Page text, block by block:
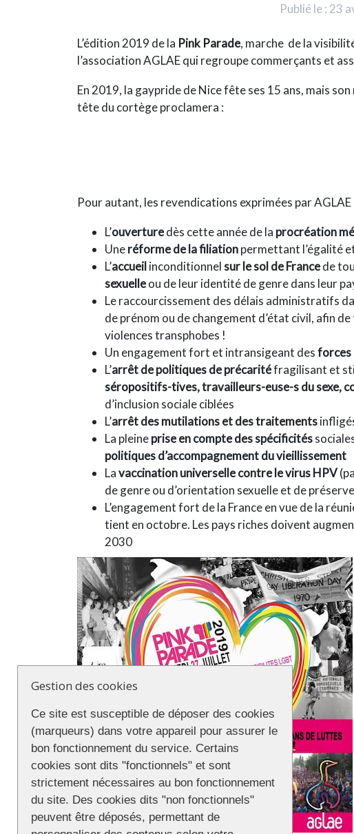
Publié le : 23
L’édition 2019 de la Pink Parade, marche de la
l’association AGLAEqui regroupe commerçants et
En 2019, la gaypride de Nice fête ses 15 ans, mais
tête du cortège proclamera :
Pour autant, les revendications exprimées par
L’ouverturedès cette année de la procréation
Uneréforme de la filiationpermettant l’égalité
L’accueil inconditionnelsur le sol de Francede
sexuelleou de leur identité de genre dans leur
Le raccourcissement des délais administratifs
de prénom ou de changement d’état civil, afin
violences transphobes !
Un engagement fort et intransigeant desforces
L’arrêt de politiques de précaritéfragilisant et
séropositifs-tives, travailleurs-euse-s du sexe,
d’inclusion sociale ciblées
L’arrêt des mutilations et des traitements
La pleineprise en compte des spécificités
politiques d’accompagnement du vieillissement
Lavaccination universelle contre le virus HPV
de genre ou d’orientation sexuelle et de
L’engagement fort de la France en vue de la
tient en octobre. Les pays riches doivent
2030
Gestion des cookies
Ce site est susceptible de déposer des cookies
(marqueurs) dans votre appareil pour assurer le
bon fonctionnement du service. Certains
cookies sont dits "fonctionnels" et sont
strictement nécessaires au bon fonctionnement
du site. Des cookies dits "non fonctionnels"
peuvent être déposés, permettant de